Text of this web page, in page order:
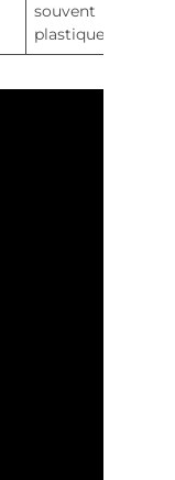
souvent
plastiques